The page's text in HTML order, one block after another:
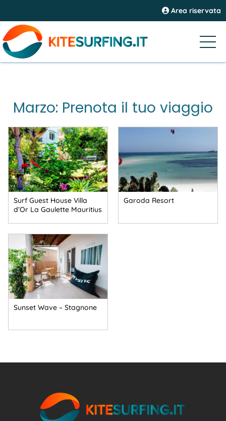
Area riservata
Marzo: Prenota il tuo viaggio
Surf Guest House Villa
d’Or La Gaulette Mauritius
Garoda Resort
Sunset Wave – Stagnone